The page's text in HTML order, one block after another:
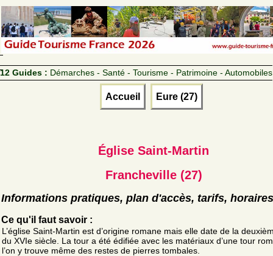
12 Guides : Démarches - Santé - Tourisme - Patrimoine - Automobiles
Accueil Eure (27)
Église Saint-Martin
Francheville (27)
Informations pratiques, plan d'accès, tarifs, horaires
Ce qu'il faut savoir :
L’église Saint-Martin est d’origine romane mais elle date de la
du XVIe siècle. La tour a été édifiée avec les matériaux d’une tour
l’on y trouve même des restes de pierres tombales.